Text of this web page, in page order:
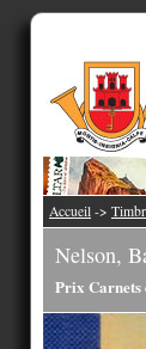
Accueil ->
Nelson,
Prix Carnets